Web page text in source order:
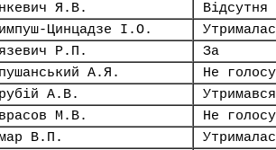
Я.В.
Відсутня
Цинцадзе І.О.
Р.П.
За
А.Я.
Не
А.В.
Утримався
М.В.
Не
В.П.